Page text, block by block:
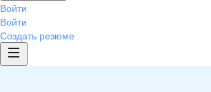
Войти
Войти
Создать резюме